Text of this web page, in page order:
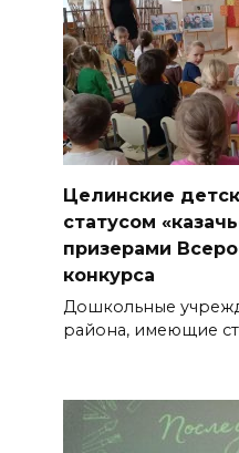
Целинские
статусом
призерами
конкурса
Дошкольные
района, имеющие